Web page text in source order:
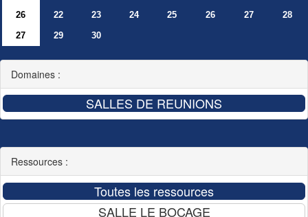
26
22 23 24 25 26 27
28
27
29 30
Domaines :
Ressources :